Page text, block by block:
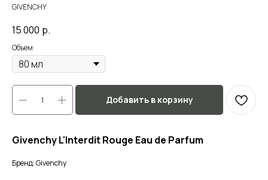
GIVENCHY
15 000 р.
Объем
Добавить в корзину
Givenchy L'Interdit Rouge Eau de Parfum
Бренд: Givenchy